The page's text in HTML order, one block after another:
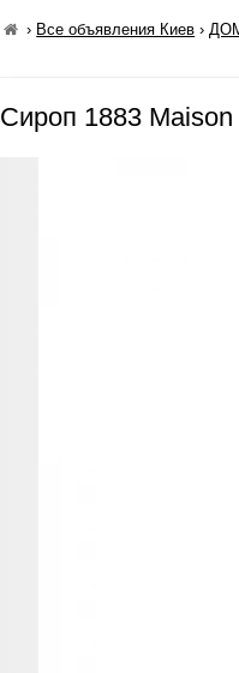
› Все объявления Киев ›
Сироп 1883